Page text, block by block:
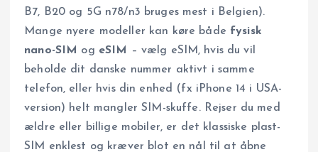
B7, B20 og 5G n78/n3 bruges mest i Belgien).
Mange nyere modeller kan køre både fysisk
nano-SIM og eSIM
– vælg eSIM, hvis du vil
beholde dit danske nummer aktivt i samme
telefon, eller hvis din enhed (fx iPhone 14 i USA-
version) helt mangler SIM-skuffe. Rejser du med
ældre eller billige mobiler, er det klassiske plast-
SIM enklest og kræver blot en nål til at åbne